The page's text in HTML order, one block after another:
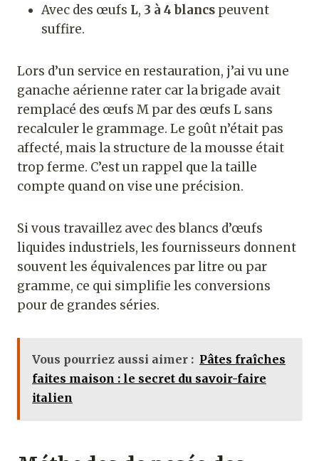
Avec des œufs L, 3 à 4 blancs peuvent
suffire.
Lors d’un service en restauration, j’ai vu une
ganache aérienne rater car la brigade avait
remplacé des œufs M par des œufs L sans
recalculer le grammage. Le goût n’était pas
affecté, mais la structure de la mousse était
trop ferme. C’est un rappel que la taille
compte quand on vise une précision.
Si vous travaillez avec des blancs d’œufs
liquides industriels, les fournisseurs donnent
souvent les équivalences par litre ou par
gramme, ce qui simplifie les conversions
pour de grandes séries.
Vous pourriez aussi aimer : Pâtes fraîches
faites maison : le secret du savoir-faire
italien